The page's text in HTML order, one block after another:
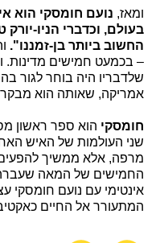
ומאז, נועם חומסקי הוא
בעולם, וכדברי הניו-
החשוב ביותר בן-זמננו".
– בכמעט חמישים מדינות.
שלדבריו היה בוחר לגור בה
אמריקה, שאותה הוא מבקר
חומסקי הוא ספר ראשון
שני העולמות של האיש
מרפה, אלא ממשיך להפעים
החמישים של המאה
אינטימי עם נועם חומסקי
המתעורר אל החיים